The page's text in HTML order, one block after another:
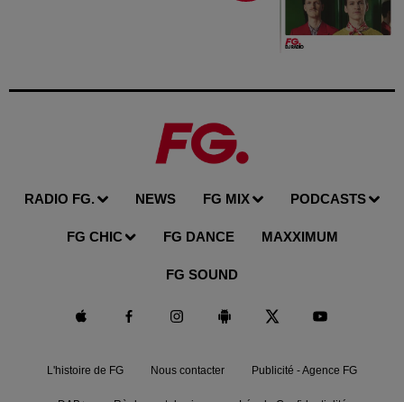
RADIO FG. NEWS FG MIX PODCASTS
FG CHIC FG DANCE MAXXIMUM
FG SOUND
L'histoire de FG Nous contacter Publicité - Agence FG